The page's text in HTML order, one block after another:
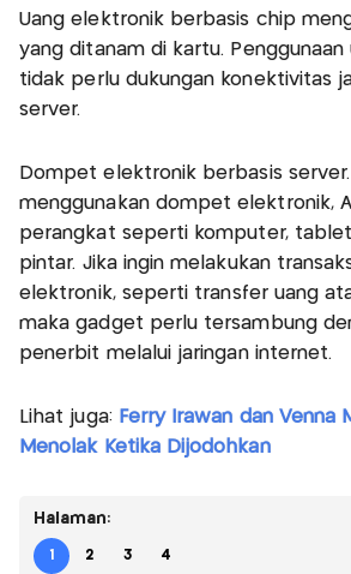
Uang elektronik berbasis chip
yang ditanam di kartu.
tidak perlu dukungan konektivitas
server.
Dompet elektronik berbasis
menggunakan dompet elektronik,
perangkat seperti komputer,
pintar. Jika ingin melakukan
elektronik, seperti transfer uang
maka gadget perlu tersambung
penerbit melalui jaringan internet.
Lihat juga: Ferry Irawan dan Venna
Menolak Ketika Dijodohkan
Halaman:
1 2 3 4